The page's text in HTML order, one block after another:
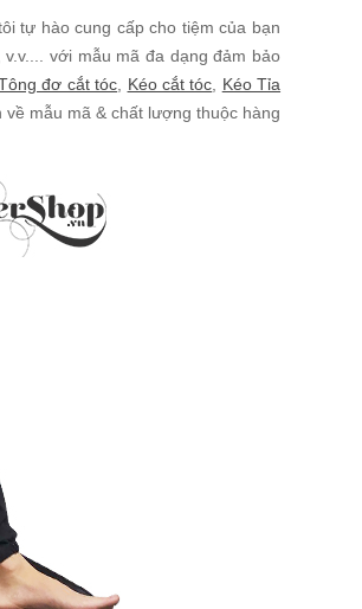
tự hào cung cấp cho tiệm của bạn
v.v.... với mẫu mã đa dạng đảm bảo
đơ cắt tóc Kéo cắt tóc
Kéo Tỉa
về mẫu mã & chất lượng thuộc hàng